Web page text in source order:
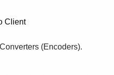
Client
(Encoders).